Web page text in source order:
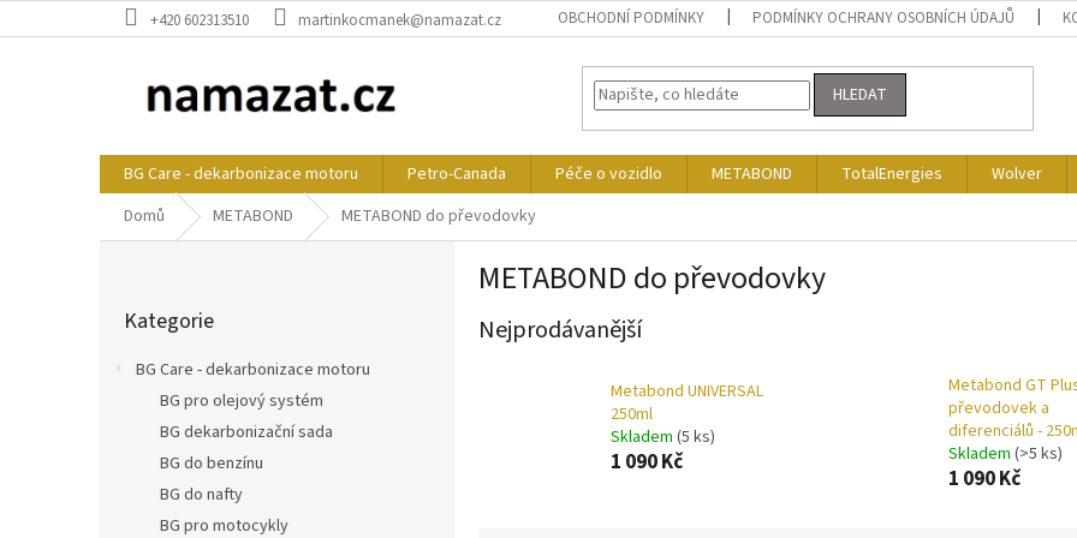
na
+420 602313510 martinkocmanek@namazat.cz OBCHODNÍ PODMÍNKY PODMÍNKY OCHRANY OSOBNÍCH ÚDAJŮ
HLEDAT
BG Care - dekarbonizace motoru Petro-Canada Péče o vozidlo METABOND TotalEnergies Wolver
Domů
METABOND METABOND do převodovky
kategorie
Kategorie
BG Care - dekarbonizace motoru
BG pro olejový systém
BG dekarbonizační sada
BG do benzínu
BG do nafty
BG pro motocykly
METABOND do převodovky
Nejprodávanější
Metabond UNIVERSAL
250ml
Skladem (5 ks)
1 090 Kč
Metabond GT
převodovek a
diferenciálů -
Skladem (>5 ks)
1 090 Kč